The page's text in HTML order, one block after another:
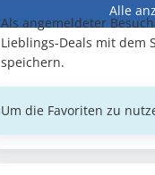
Alle
Als angemeldeter
Lieblings-Deals mit dem
speichern.
Um die Favoriten zu